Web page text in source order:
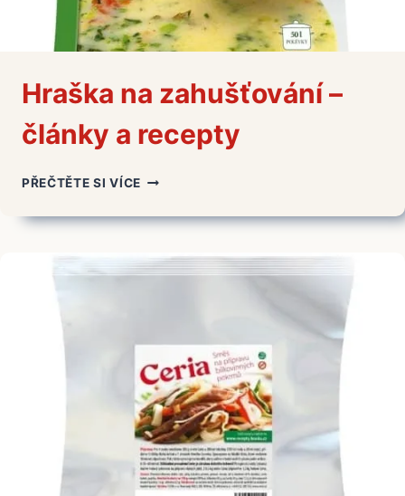
Hraška na zahušťování –
články a recepty
PŘEČTĚTE SI VÍCEHRAŠKA
ZAHUŠŤOVÁNÍ
ČLÁNKY
A